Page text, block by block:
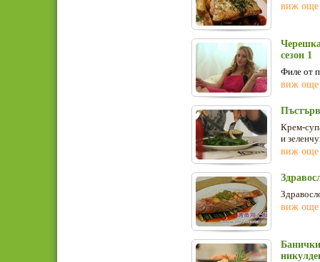
виж още
сезон 1
Филе от
виж още
Крем-
и
виж още
виж още